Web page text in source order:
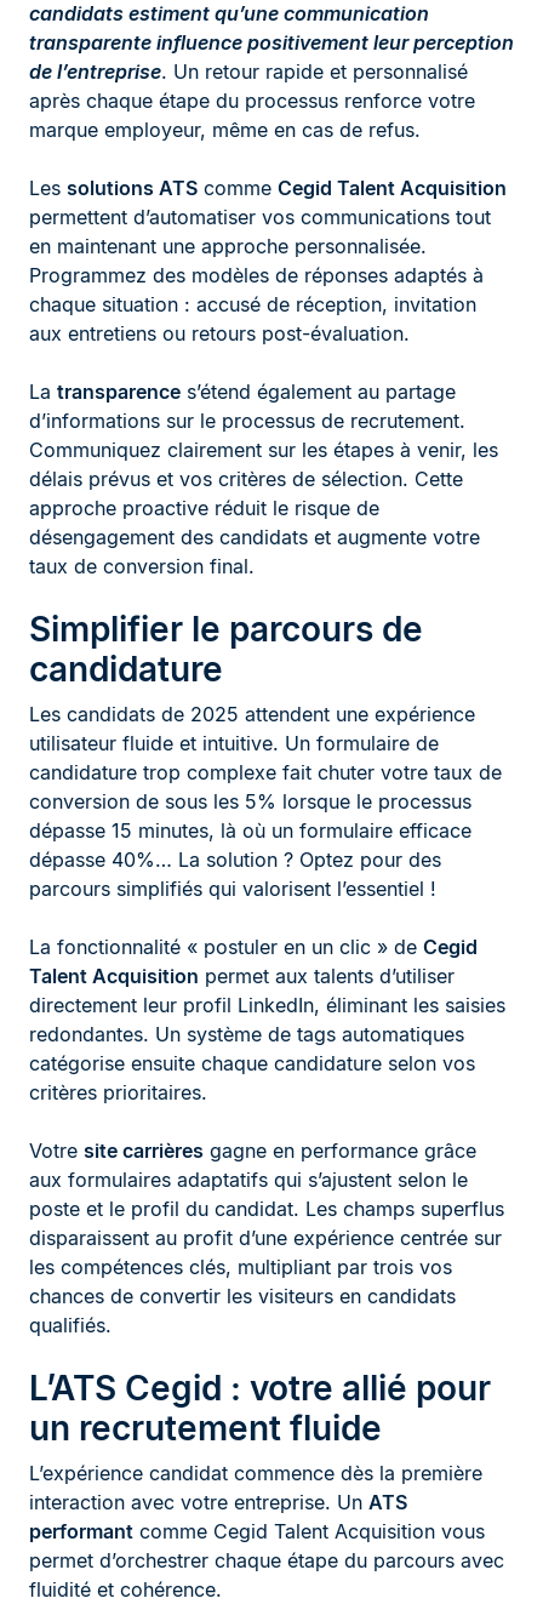
candidats estiment qu’une communication
transparente influence positivement leur perception
de l’entreprise. Un retour rapide et personnalisé
après chaque étape du processus renforce votre
marque employeur, même en cas de refus.
Les solutions ATS comme Cegid Talent Acquisition
permettent d’automatiser vos communications tout
en maintenant une approche personnalisée.
Programmez des modèles de réponses adaptés à
chaque situation : accusé de réception, invitation
aux entretiens ou retours post-évaluation.
La transparence s’étend également au partage
d’informations sur le processus de recrutement.
Communiquez clairement sur les étapes à venir, les
délais prévus et vos critères de sélection. Cette
approche proactive réduit le risque de
désengagement des candidats et augmente votre
taux de conversion final.
Simplifier le parcours de
candidature
Les candidats de 2025 attendent une expérience
utilisateur fluide et intuitive. Un formulaire de
candidature trop complexe fait chuter votre taux de
conversion de sous les 5% lorsque le processus
dépasse 15 minutes, là où un formulaire efficace
dépasse 40%… La solution ? Optez pour des
parcours simplifiés qui valorisent l’essentiel !
La fonctionnalité « postuler en un clic » de Cegid
Talent Acquisition permet aux talents d’utiliser
directement leur profil LinkedIn, éliminant les saisies
redondantes. Un système de tags automatiques
catégorise ensuite chaque candidature selon vos
critères prioritaires.
Votre site carrières gagne en performance grâce
aux formulaires adaptatifs qui s’ajustent selon le
poste et le profil du candidat. Les champs superflus
disparaissent au profit d’une expérience centrée sur
les compétences clés, multipliant par trois vos
chances de convertir les visiteurs en candidats
qualifiés.
L’ATS Cegid : votre allié pour
un recrutement fluide
L’expérience candidat commence dès la première
interaction avec votre entreprise. Un ATS
performant comme Cegid Talent Acquisition vous
permet d’orchestrer chaque étape du parcours avec
fluidité et cohérence.